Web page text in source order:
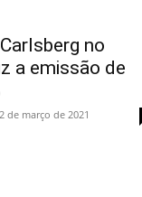
no
a emissão de
2 de março de 2021